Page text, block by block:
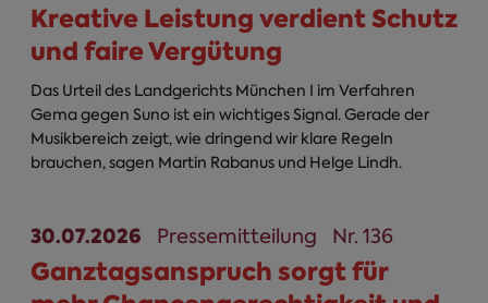
Kreative Leistung verdient Schutz
und faire Vergütung
Das Urteil des Landgerichts München I im Verfahren
Gema gegen Suno ist ein wichtiges Signal. Gerade der
Musikbereich zeigt, wie dringend wir klare Regeln
brauchen, sagen Martin Rabanus und Helge Lindh.
30.07.2026 Pressemitteilung Nr. 136
Ganztagsanspruch sorgt für